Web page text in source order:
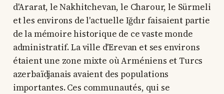
d'Ararat, le Nakhitchevan, le Charour, le Sürmeli
et les environs de l'actuelle Iğdır faisaient partie
de la mémoire historique de ce vaste monde
administratif. La ville d'Erevan et ses environs
étaient une zone mixte où Arméniens et Turcs
azerbaïdjanais avaient des populations
importantes. Ces communautés, qui se